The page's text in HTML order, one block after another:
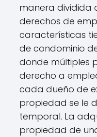
manera dividida
derechos de
características
de condominio
donde múltiples
derecho a
cada dueño de
propiedad se le
temporal. La
propiedad de